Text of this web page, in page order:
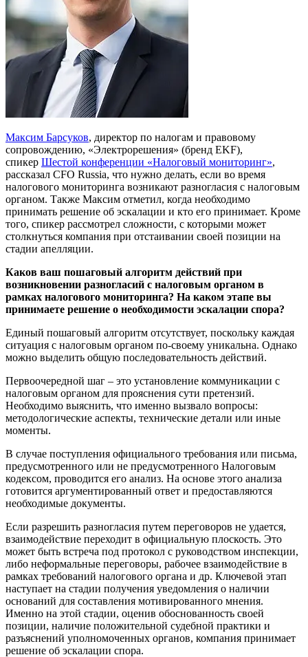
Максим Барсуков, директор по налогам и правовому
сопровождению, «Электрорешения» (бренд EKF),
спикер Шестой конференции «Налоговый мониторинг»,
рассказал CFO Russia, что нужно делать, если во время
налогового мониторинга возникают разногласия с налоговым
органом. Также Максим отметил, когда необходимо
принимать решение об эскалации и кто его принимает. Кроме
того, спикер рассмотрел сложности, с которыми может
столкнуться компания при отстаивании своей позиции на
стадии апелляции.
Каков ваш пошаговый алгоритм действий при
возникновении разногласий с налоговым органом в
рамках налогового мониторинга? На каком этапе вы
принимаете решение о необходимости эскалации спора?
Единый пошаговый алгоритм отсутствует, поскольку каждая
ситуация с налоговым органом по-своему уникальна. Однако
можно выделить общую последовательность действий.
Первоочередной шаг – это установление коммуникации с
налоговым органом для прояснения сути претензий.
Необходимо выяснить, что именно вызвало вопросы:
методологические аспекты, технические детали или иные
моменты.
В случае поступления официального требования или письма,
предусмотренного или не предусмотренного Налоговым
кодексом, проводится его анализ. На основе этого анализа
готовится аргументированный ответ и предоставляются
необходимые документы.
Если разрешить разногласия путем переговоров не удается,
взаимодействие переходит в официальную плоскость. Это
может быть встреча под протокол с руководством инспекции,
либо неформальные переговоры, рабочее взаимодействие в
рамках требований налогового органа и др. Ключевой этап
наступает на стадии получения уведомления о наличии
оснований для составления мотивированного мнения.
Именно на этой стадии, оценив обоснованность своей
позиции, наличие положительной судебной практики и
разъяснений уполномоченных органов, компания принимает
решение об эскалации спора.